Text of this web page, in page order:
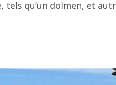
qu’un dolmen, et